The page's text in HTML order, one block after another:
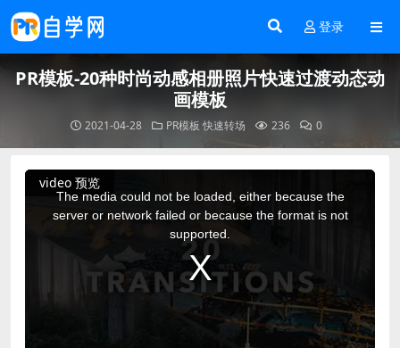
登录
PR模板-20种时尚动感相册照片快速过渡动态动
画模板
2021-04-28 PR模板 快速转场 236 0
video 预览
This
The media could not be loaded, either because the
server or network failed or because the format is not
supported.